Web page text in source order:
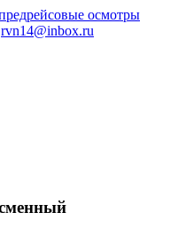
осмотры
rvn14@inbox.ru